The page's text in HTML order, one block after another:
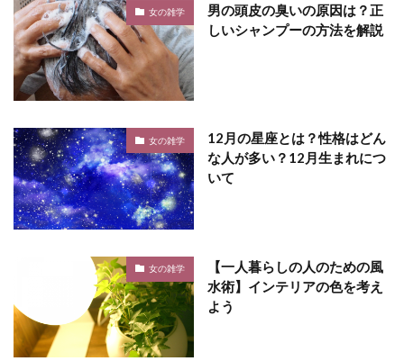
女の雑学
男の頭皮の臭いの原因は？正
しいシャンプーの方法を解説
女の雑学
12月の星座とは？性格はどん
な人が多い？12月生まれにつ
いて
女の雑学
【一人暮らしの人のための風
水術】インテリアの色を考え
よう